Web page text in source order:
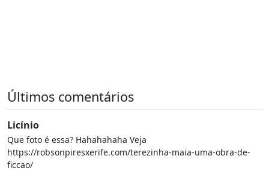
Últimos comentários
Licínio
Que foto é essa? Hahahahaha Veja
https://robsonpiresxerife.com/terezinha-maia-uma-obra-de-
ficcao/